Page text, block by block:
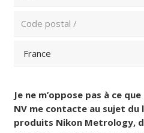
Ville
Code
Consentement (Nécessaire)
Je ne m’oppose pas à ce
NV me contacte au sujet du
produits Nikon Metrology,